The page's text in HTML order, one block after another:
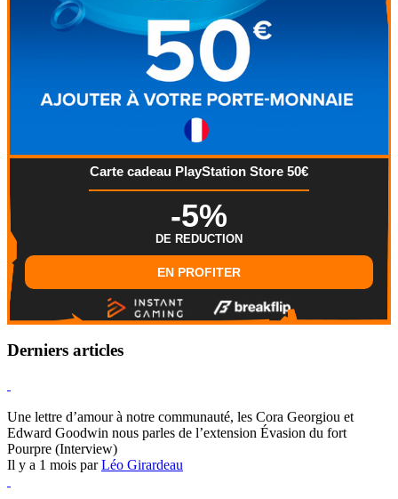
Carte cadeau PlayStation Store 50€
-5%
DE REDUCTION
EN PROFITER
Derniers articles
Une lettre d’amour à notre communauté, les Cora Georgiou et
Edward Goodwin nous parles de l’extension Évasion du fort
Pourpre (Interview)
Il y a 1 mois parLéo Girardeau